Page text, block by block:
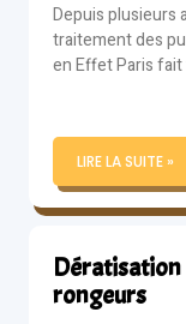
Depuis plusieurs
traitement des
en Effet Paris
LIRE LA SUITE »
Dératisation
rongeurs